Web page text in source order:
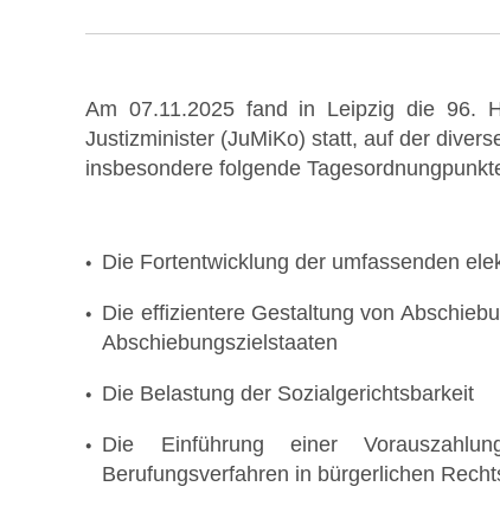
Stellenmarkt
Am 07.11.2025 fand in Leipzig die 96.
Justizminister (JuMiKo) statt, auf der
insbesondere folgende
Die Fortentwicklung der umfassenden
Die effizientere Gestaltung von
Abschiebungszielstaaten
Die Belastung der Sozialgerichtsbarkeit
Die Einführung einer
Berufungsverfahren in bürgerlichen